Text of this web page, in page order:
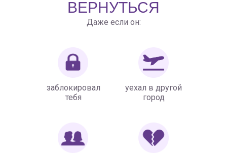
ВЕРНУТЬСЯ
Даже если он:
заблокировал
тебя
уехал в другой
город